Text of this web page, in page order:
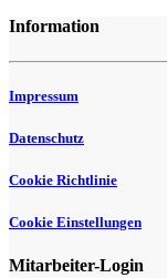
Information
Impressum
Datenschutz
Cookie Richtlinie
Cookie Einstellungen
Mitarbeiter-Login